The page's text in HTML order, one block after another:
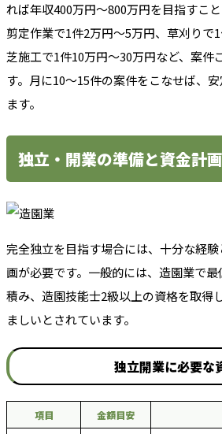
れば年収400万円〜800万円を目指すこ
剪定作業で1件2万円〜5万円、草刈りで
芝施工で1件10万円〜30万円など、案件
す。月に10〜15件の案件をこなせば、
ます。
独立・開業の準備と資金計画
完全独立を目指す場合には、十分な経
画が必要です。一般的には、造園業で
積み、造園技能士2級以上の資格を取得
ましいとされています。
独立開業に必要な
項目 金額目安